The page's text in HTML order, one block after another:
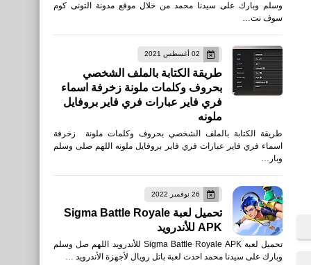
وسلم وبارك على سيدنا محمد من خلال موقع مدونة التونى كوم
سوف نت…
02 أغسطس 2021
طريقة الكتابة بالملف الشخصي
بحروف وكلمات ملونة زخرفة اسماء
فري فاير عبارات فري فاير بروفايل
ملونه
طريقة الكتابة بالملف الشخصي بحروف وكلمات ملونة زخرفة
اسماء فري فاير عبارات فري فاير بروفايل ملونه اللهم صلى وسلم
وبار…
26 نوفمبر 2022
تحميل لعبة Sigma Battle Royale
APK للأندرويد
تحميل لعبة Sigma Battle Royale APK للأندرويد اللهم صل وسلم
وبارك على سيدنا محمد احدث لعبة باتل رويال لأجهزة الأندرويد …
تحميل لعبة الروح القتالية
Invictus: Lost Soul للايفون
والأندرويد APK
نطبيقات
وإخفاء التطبيقات Locker:
Hide Photos, Hide Apps
للأيفون